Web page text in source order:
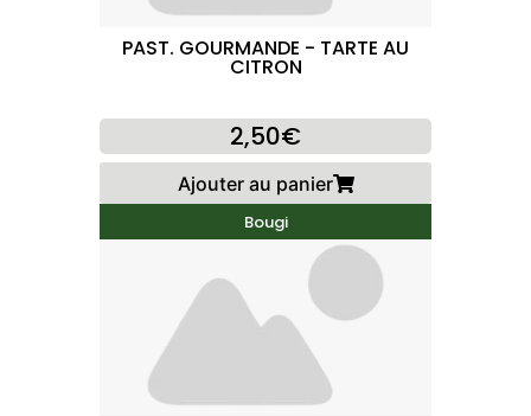
PAST. GOURMANDE - TARTE AU
CITRON
2,50€
Ajouter au panier
Bougi